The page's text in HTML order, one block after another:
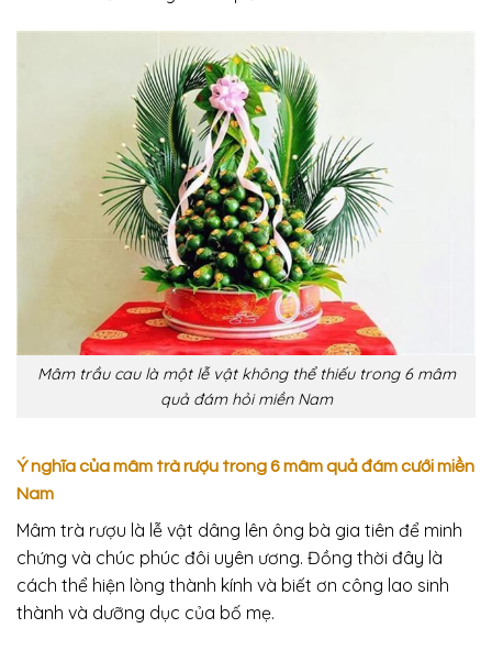
Mâm trầu cau là một lễ vật không thể thiếu trong 6 mâm
quả đám hỏi miền Nam
Ý nghĩa của mâm trà rượu trong 6 mâm quả đám cưới miền
Nam
Mâm trà rượu là lễ vật dâng lên ông bà gia tiên để minh
chứng và chúc phúc đôi uyên ương. Đồng thời đây là
cách thể hiện lòng thành kính và biết ơn công lao sinh
thành và dưỡng dục của bố mẹ.